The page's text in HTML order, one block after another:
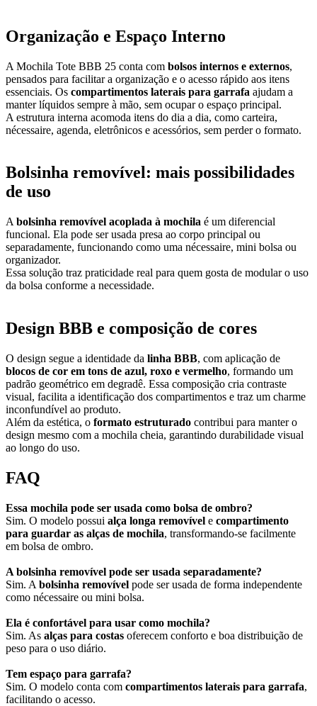
Organização e Espaço Interno
A Mochila Tote BBB 25 conta com bolsos internos e externos,
pensados para facilitar a organização e o acesso rápido aos itens
essenciais. Os compartimentos laterais para garrafa ajudam a
manter líquidos sempre à mão, sem ocupar o espaço principal.
A estrutura interna acomoda itens do dia a dia, como carteira,
nécessaire, agenda, eletrônicos e acessórios, sem perder o formato.
Bolsinha removível: mais possibilidades
de uso
A bolsinha removível acoplada à mochila é um diferencial
funcional. Ela pode ser usada presa ao corpo principal ou
separadamente, funcionando como uma nécessaire, mini bolsa ou
organizador.
Essa solução traz praticidade real para quem gosta de modular o uso
da bolsa conforme a necessidade.
Design BBB e composição de cores
O design segue a identidade da linha BBB, com aplicação de
blocos de cor em tons de azul, roxo e vermelho, formando um
padrão geométrico em degradê. Essa composição cria contraste
visual, facilita a identificação dos compartimentos e traz um charme
inconfundível ao produto.
Além da estética, o formato estruturado contribui para manter o
design mesmo com a mochila cheia, garantindo durabilidade visual
ao longo do uso.
FAQ
Essa mochila pode ser usada como bolsa de ombro?
Sim. O modelo possui alça longa removível e compartimento
para guardar as alças de mochila, transformando-se facilmente
em bolsa de ombro.
A bolsinha removível pode ser usada separadamente?
Sim. A bolsinha removível pode ser usada de forma independente
como nécessaire ou mini bolsa.
Ela é confortável para usar como mochila?
Sim. As alças para costas oferecem conforto e boa distribuição de
peso para o uso diário.
Tem espaço para garrafa?
Sim. O modelo conta com compartimentos laterais para garrafa,
facilitando o acesso.